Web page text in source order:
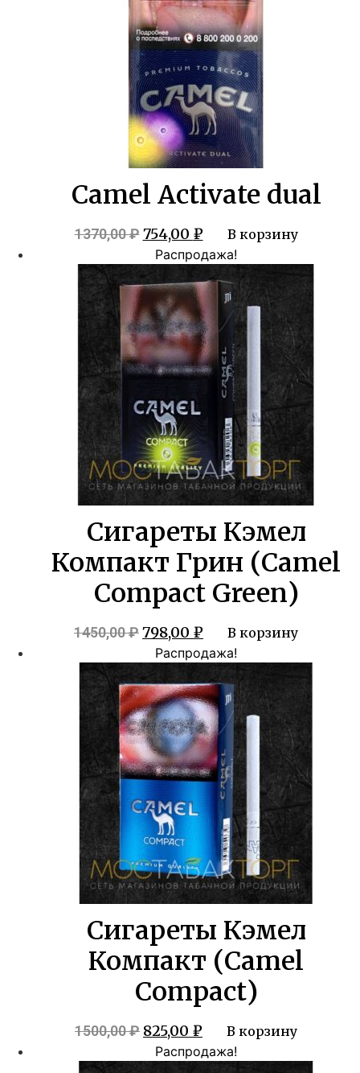
Camel Activate dual
1370,00₽ Первоначальная
цена
составляла
1370,00 ₽.
754,00 ₽Текущая
цена:
754,00 ₽.
В корзину
Распродажа!
Сигареты Кэмел
Компакт Грин (Camel
Compact Green)
1450,00₽Первоначальная
цена
составляла
1450,00 ₽.
798,00 ₽ Текущая
цена:
798,00 ₽.
В корзину
Распродажа!
Сигареты Кэмел
Компакт (Camel
Compact)
1500,00₽ Первоначальная
цена
825,00 ₽ Текущая
цена:
В корзину
Распродажа!